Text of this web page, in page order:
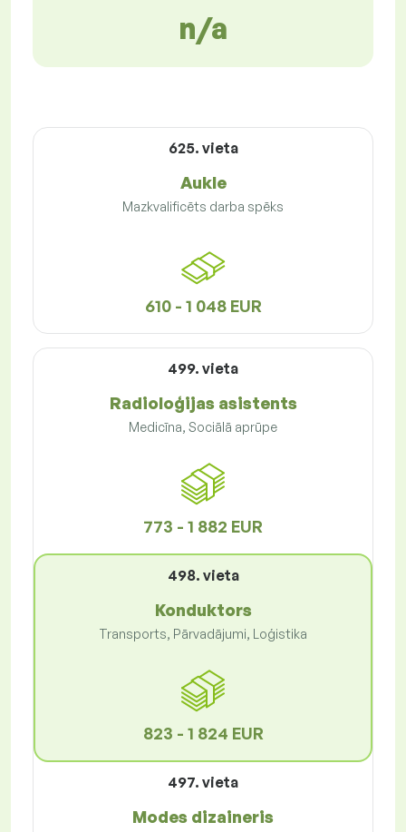
n/a
625. vieta
Aukle
Mazkvalificēts darba spēks
610 - 1 048 EUR
499. vieta
Radioloģijas asistents
Medicīna, Sociālā aprūpe
773 - 1 882 EUR
498. vieta
Konduktors
Transports, Pārvadājumi, Loģistika
823 - 1 824 EUR
497. vieta
Modes dizaineris